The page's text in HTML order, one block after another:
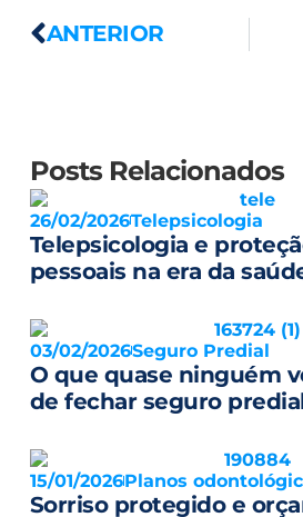
ANTERIOR
Posts Relacionados
26/02/2026Telepsicologia
Telepsicologia e
pessoais na era da
03/02/2026Seguro Predial
O que quase ninguém
de fechar seguro
15/01/2026Planos
Sorriso protegido e